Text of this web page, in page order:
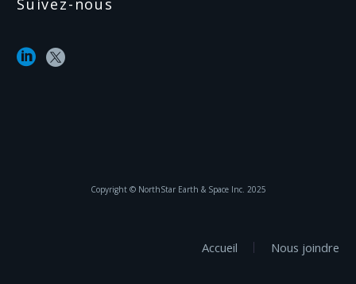
Suivez-nous
Copyright ©‎ NorthStar Earth & Space Inc. 2025
Accueil Nous joindre